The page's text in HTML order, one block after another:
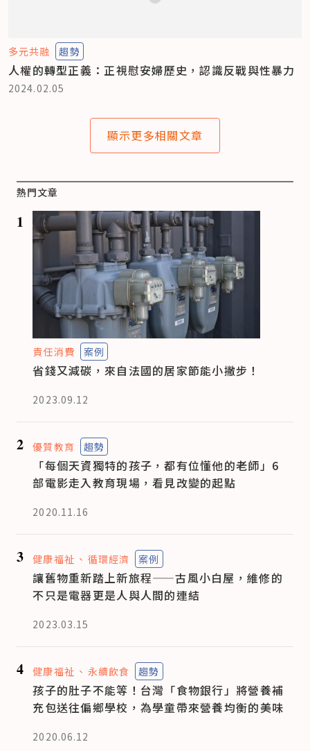
多元共融 趨勢
人權的轉型正義：正視慰安婦歷史，認識反戰與性暴力
2024.02.05
顯示更多相關文章
熱門文章
1
責任消費 案例
省錢又減碳，來自法國的居家節能小撇步！
2023.09.12
2 優質教育 趨勢
「每個天資獨特的孩子，都有位懂他的老師」6
部電影走入教育現場，看見改變的起點
2020.11.16
3 健康福祉 循環經濟 案例
讓舊物重新踏上新旅程——古風小白屋，維修的
不只是電器更是人與人間的連結
2023.03.15
4 健康福祉 永續飲食 趨勢
孩子的肚子不能等！台灣「食物銀行」將營養補
充包送往偏鄉學校，為學童帶來營養均衡的美味
2020.06.12